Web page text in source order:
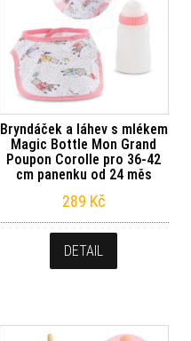
Bryndáček a láhev s mlékem
Magic Bottle Mon Grand
Poupon Corolle pro 36-42
cm panenku od 24 měs
289 Kč
DETAIL